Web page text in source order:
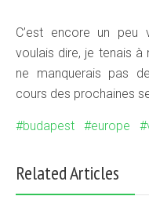
C’est encore un
voulais dire, je tenais à
ne manquerais pas
cours des prochaines
budapest europe
Related Articles